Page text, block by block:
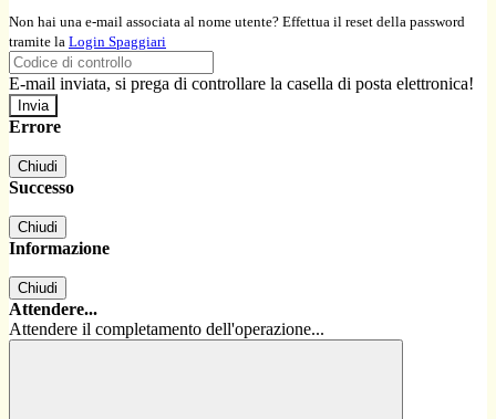
Non hai una e-mail associata al nome utente? Effettua il reset della password
tramite la Login Spaggiari
E-mail inviata, si prega di controllare la casella di posta elettronica!
Errore
Chiudi
Successo
Chiudi
Informazione
Chiudi
Attendere...
Attendere il completamento dell'operazione...